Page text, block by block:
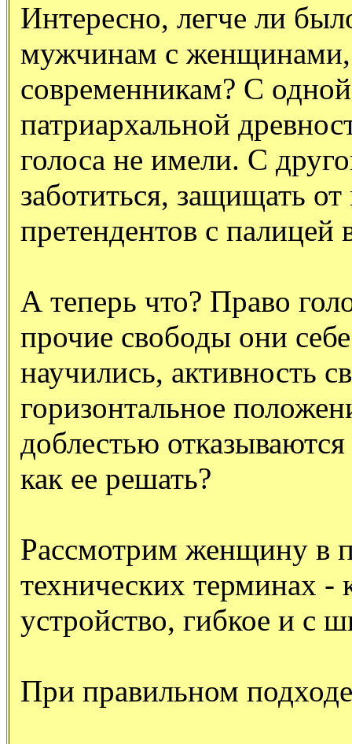
Интересно, легче ли
мужчинам с
современникам? С
патриархальной
голоса не имели. С
заботиться, защищать
претендентов с палицей
А теперь что? Право
прочие свободы они
научились, активность
горизонтальное
доблестью
как ее решать?
Рассмотрим женщину в
технических терминах -
устройство, гибкое и с
При правильном